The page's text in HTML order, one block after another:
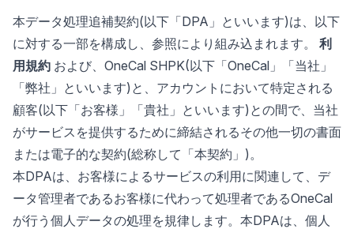
本データ処理追補契約(以下「DPA」といいます)は、以下
に対する一部を構成し、参照により組み込まれます。
利
用規約 および、OneCal SHPK(以下「OneCal」「当社」
「弊社」といいます)と、アカウントにおいて特定される
顧客(以下「お客様」「貴社」といいます)との間で、当社
がサービスを提供するために締結されるその他一切の書面
または電子的な契約(総称して「本契約」)。
本DPAは、お客様によるサービスの利用に関連して、デ
ータ管理者であるお客様に代わって処理者であるOneCal
が行う個人データの処理を規律します。本DPAは、個人